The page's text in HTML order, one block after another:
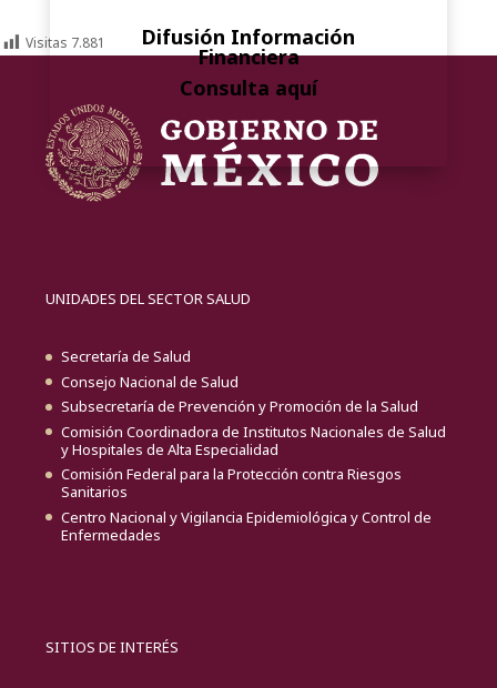
Difusión Información
Financiera
Consulta aquí
Visitas 7.881
UNIDADES DEL SECTOR SALUD
Secretaría de Salud
Consejo Nacional de Salud
Subsecretaría de Prevención y Promoción de la Salud
Comisión Coordinadora de Institutos Nacionales de Salud
y Hospitales de Alta Especialidad
Comisión Federal para la Protección contra Riesgos
Sanitarios
Centro Nacional y Vigilancia Epidemiológica y Control de
Enfermedades
SITIOS DE INTERÉS